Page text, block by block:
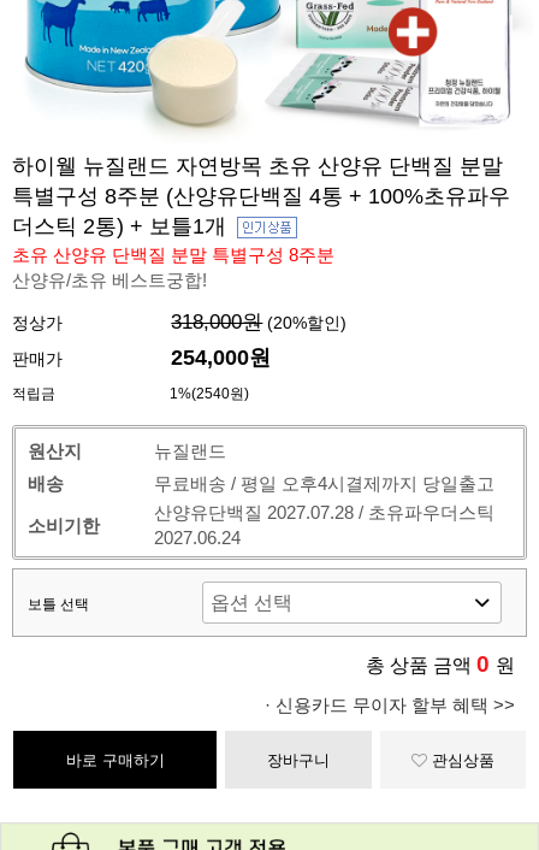
하이웰 뉴질랜드 자연방목 초유 산양유 단백질 분말
특별구성 8주분 (산양유단백질 4통 + 100%초유파우
더스틱 2통) + 보틀1개
초유 산양유 단백질 분말 특별구성 8주분
산양유/초유 베스트궁합!
정상가 318,000원 (20%할인)
판매가
254,000원
적립금 1%(2540원)
원산지
뉴질랜드
배송
무료배송 / 평일 오후4시결제까지 당일출고
소비기한
산양유단백질 2027.07.28 / 초유파우더스틱
2027.06.24
보틀 선택
총 상품 금액 0 원
· 신용카드 무이자 할부 혜택 >>
바로 구매하기 장바구니 관심상품